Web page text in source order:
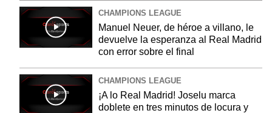
CHAMPIONS LEAGUE
Manuel Neuer, de héroe a villano, le
devuelve la esperanza al Real Madrid
con error sobre el final
CHAMPIONS LEAGUE
¡A lo Real Madrid! Joselu marca
doblete en tres minutos de locura y